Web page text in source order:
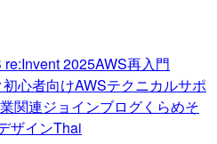
re:Invent 2025AWS再入門
初心者向けAWSテクニカルサポ
関連ジョインブログくらめそ
ザインThai